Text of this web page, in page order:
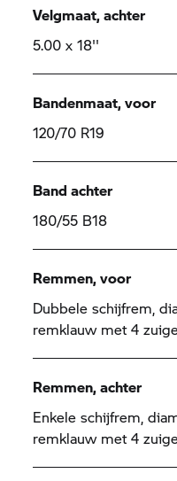
Velgmaat, achter
5.00 x 18''
Bandenmaat, voor
120/70 R19
Band achter
180/55 B18
Remmen, voor
Dubbele schijfrem,
remklauw met 4
Remmen, achter
Enkele schijfrem,
remklauw met 4